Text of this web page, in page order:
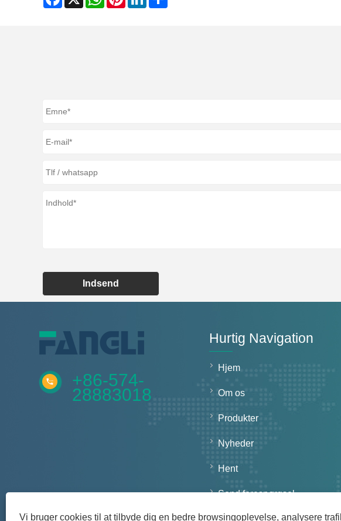
Indsend
Vi bruger cookies til at tilbyde dig en bedre browsingoplevelse, analysere
+86-574-
28883018
Hurtig Navigation
Hjem
Om os
Produkter
Nyheder
Hent
Send forespørgsel
Kontakt os